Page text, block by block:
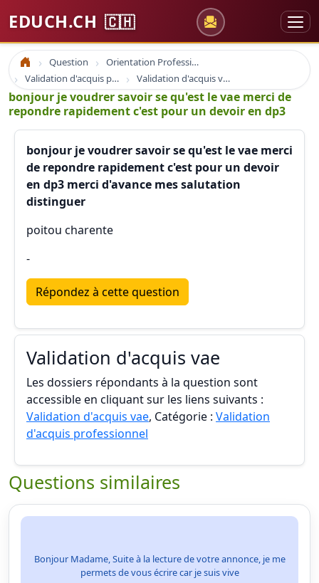
EDUCH.CH 🇨🇭
Accueil Question
Orientation Professionnelle
Validation d'acquis professionnel
Validation d'acquis vae
bonjour je voudrer savoir se qu'est le vae merci de
repondre rapidement c'est pour un devoir en dp3
bonjour je voudrer savoir se qu'est le vae merci
de repondre rapidement c'est pour un devoir
en dp3 merci d'avance mes salutation
distinguer
poitou charente
-
Répondez à cette question
Validation d'acquis vae
Les dossiers répondants à la question sont
accessible en cliquant sur les liens suivants :
Validation d'acquis vae, Catégorie : Validation
d'acquis professionnel
Questions similaires
Bonjour Madame, Suite à la lecture de votre annonce, je me
permets de vous écrire car je suis vive